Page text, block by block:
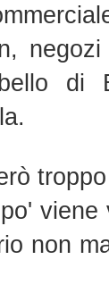
di
non